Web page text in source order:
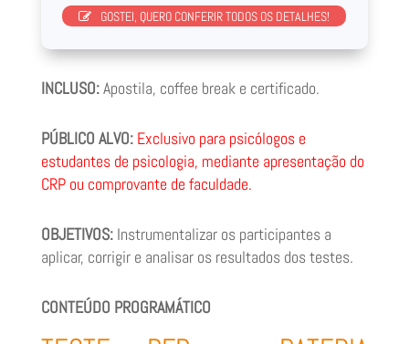
GOSTEI, QUERO CONFERIR TODOS OS DETALHES!
INCLUSO:Apostila, coffee break e certificado.
PÚBLICO ALVO: Exclusivo para psicólogos e
estudantes de psicologia, mediante apresentação do
CRP ou comprovante de faculdade.
OBJETIVOS:Instrumentalizar os participantes a
aplicar, corrigir e analisar os resultados dos testes.
CONTEÚDO PROGRAMÁTICO